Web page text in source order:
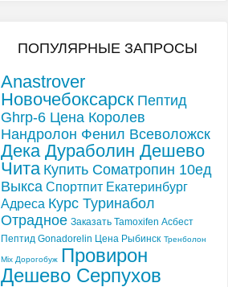
ПОПУЛЯРНЫЕ ЗАПРОСЫ
Anastrover
Новочебоксарск Пептид
Ghrp-6 Цена Королев
Нандролон Фенил Всеволожск
Дека Дураболин Дешево
Чита Купить Cоматропин 10ед
Выкса Спортпит Екатеринбург
Адреса Курс Туринабол
Отрадное Заказать Tamoxifen Асбест
Пептид Gonadorelin Цена Рыбинск Тренболон
Mix Дорогобуж Провирон
Дешево Серпухов